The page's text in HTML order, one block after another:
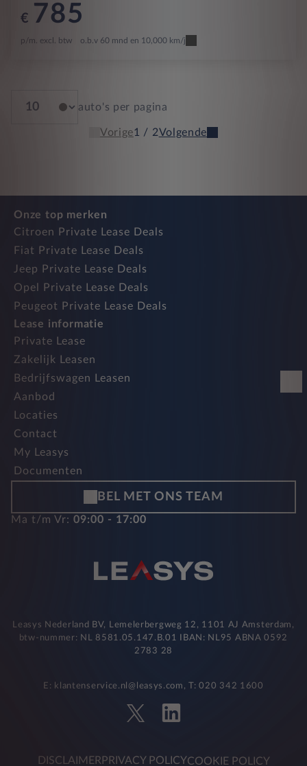
€ 785
p/m. excl. btw o.b.v 60 mnd en 10,000 km/j
auto's per pagina
Vorige1 / 2Volgende
Onze top merken
Citroen Private Lease Deals
Fiat Private Lease Deals
Jeep Private Lease Deals
Opel Private Lease Deals
Peugeot Private Lease Deals
Lease informatie
Private Lease
Zakelijk Leasen
Bedrijfswagen Leasen
Aanbod
Locaties
Contact
My Leasys
Documenten
BEL MET ONS TEAM
Ma t/m Vr: 09:00 - 17:00
Leasys Nederland BV, Lemelerbergweg 12, 1101 AJ Amsterdam,
btw-nummer: NL 8581.05.147.B.01 IBAN: NL95 ABNA 0592
2783 28
E: klantenservice.nl@leasys.com, T: 020 342 1600
DISCLAIMER PRIVACY POLICYCOOKIE POLICY